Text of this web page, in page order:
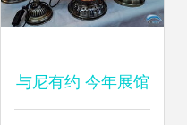
与尼有约 今年展馆